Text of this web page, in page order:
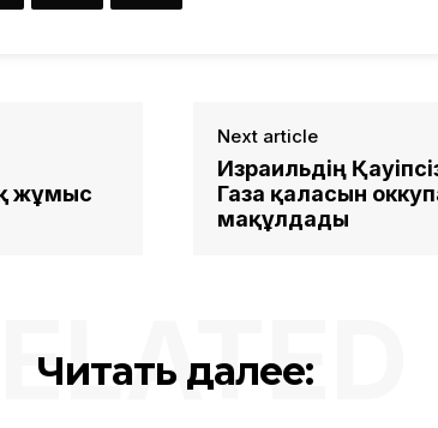
жұмыс
Next article
Израильдің
Газа қаласын
мақұлдады
Читать далее: